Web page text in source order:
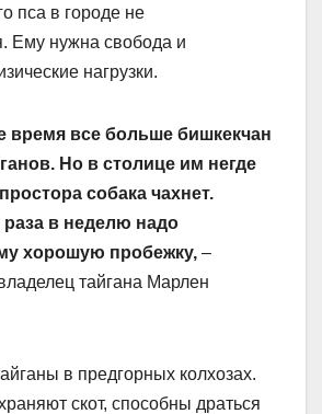
пса в городе не
Ему нужна свобода и
нагрузки.
время все больше бишкекчан
Но в столице им негде
собака чахнет.
в неделю надо
хорошую пробежку, –
тайгана Марлен
в предгорных колхозах.
скот, способны драться